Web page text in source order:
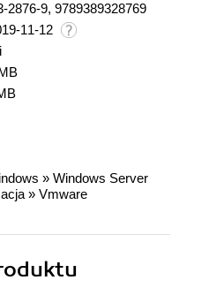
2876-9, 9789389328769
11-12
» Windows Server
» Vmware